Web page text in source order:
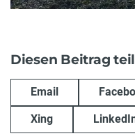
Diesen Beitrag
Email
Xing